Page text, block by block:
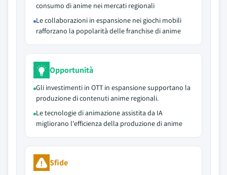
consumo di anime nei mercati regionali
Le collaborazioni in espansione nei giochi mobili
rafforzano la popolarità delle franchise di anime
Opportunità
Gli investimenti in OTT in espansione supportano la
produzione di contenuti anime regionali.
Le tecnologie di animazione assistita da IA
migliorano l'efficienza della produzione di anime
Sfide